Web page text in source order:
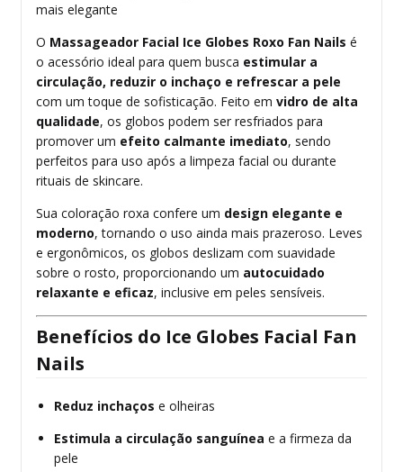
mais elegante
O Massageador Facial Ice Globes Roxo Fan Nails é
o acessório ideal para quem busca estimular a
circulação, reduzir o inchaço e refrescar a pele
com um toque de sofisticação. Feito em vidro de alta
qualidade, os globos podem ser resfriados para
promover um efeito calmante imediato, sendo
perfeitos para uso após a limpeza facial ou durante
rituais de skincare.
Sua coloração roxa confere um design elegante e
moderno, tornando o uso ainda mais prazeroso. Leves
e ergonômicos, os globos deslizam com suavidade
sobre o rosto, proporcionando um autocuidado
relaxante e eficaz, inclusive em peles sensíveis.
Benefícios do Ice Globes Facial Fan
Nails
Reduz inchaços e olheiras
Estimula a circulação sanguínea e a firmeza da
pele